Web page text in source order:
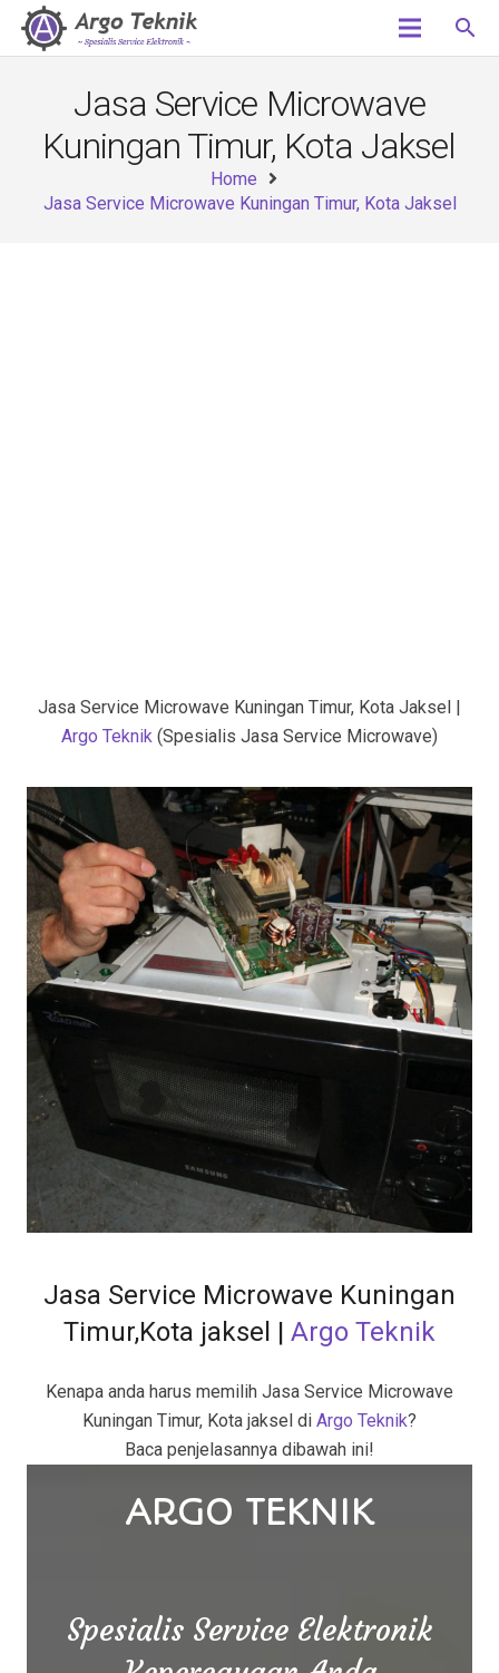
search
Jasa Service Microwave
Kuningan Timur, Kota Jaksel
Home
Jasa Service Microwave Kuningan Timur, Kota Jaksel
Jasa Service Microwave Kuningan Timur, Kota Jaksel |
Argo Teknik (Spesialis Jasa Service Microwave)
Jasa Service Microwave Kuningan
Timur,Kota jaksel | Argo Teknik
Kenapa anda harus memilih Jasa Service Microwave
Kuningan Timur, Kota jaksel di Argo Teknik?
Baca penjelasannya dibawah ini!
ARGO TEKNIK
Spesialis Service Elektronik